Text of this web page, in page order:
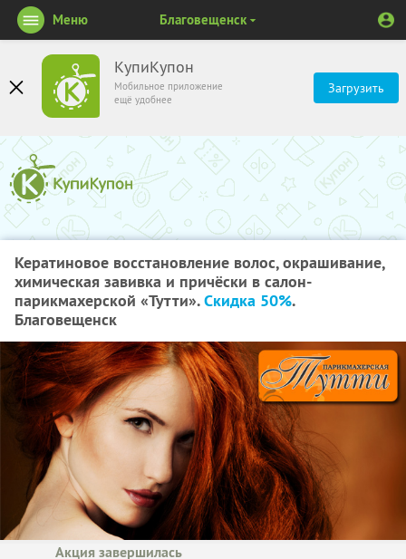
КупиКупон
Мобильное приложение
ещё удобнее
Загрузить
Меню Благовещенск
Кератиновое восстановление волос, окрашивание,
химическая завивка и причёски в салон-
парикмахерской «Тутти».Скидка 50%.
Благовещенск
Акция завершилась